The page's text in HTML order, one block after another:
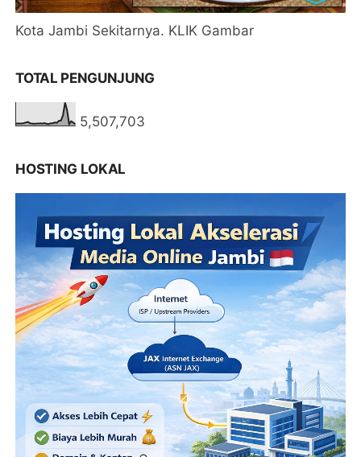
Kota Jambi Sekitarnya. KLIK Gambar
TOTAL PENGUNJUNG
5,507,703
HOSTING LOKAL